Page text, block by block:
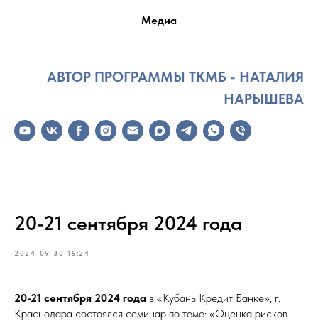
Медиа
АВТОР ПРОГРАММЫ ТКМБ - НАТАЛИЯ
НАРЫШЕВА
20-21 сентября 2024 года
2024-09-30 16:24
20-21 сентября 2024 года в «Кубань Кредит Банке», г.
Краснодара состоялся семинар по теме: «Оценка рисков